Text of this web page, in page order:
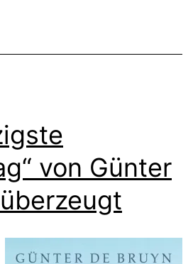
von Günter